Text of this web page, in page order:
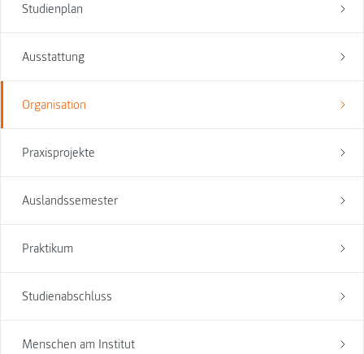
Studienplan
Ausstattung
Organisation
Praxisprojekte
Auslandssemester
Praktikum
Studienabschluss
Menschen am Institut